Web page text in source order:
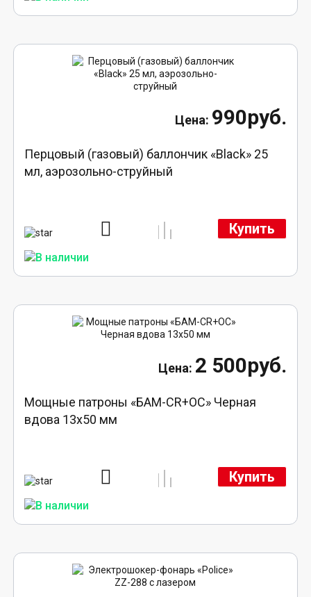
990руб.
Перцовый (газовый) баллончик «Black» 25
мл, аэрозольно-струйный
Купить
2 500руб.
Мощные патроны «БАМ-CR+ОС» Черная
вдова 13х50 мм
Купить